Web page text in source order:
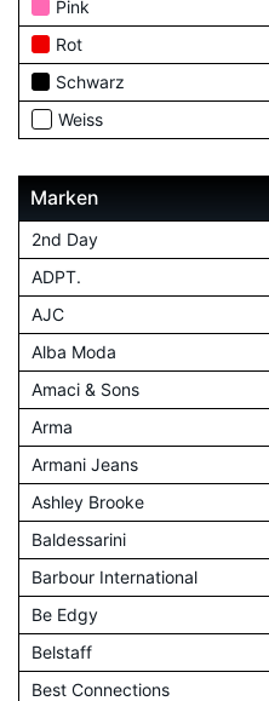
Pink
Rot
Schwarz
Weiss
Marken
2nd Day
ADPT.
AJC
Alba Moda
Amaci & Sons
Arma
Armani Jeans
Ashley Brooke
Baldessarini
Barbour International
Be Edgy
Belstaff
Best Connections